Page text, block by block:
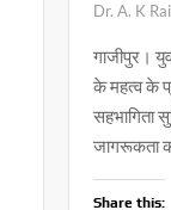
Dr. A. K Rai
गाजीपुर।
के महत्व के
सहभागिता
जागरूकता
Share this: